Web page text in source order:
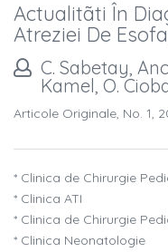
Actualitãti În
Atreziei De
C. Sabetay,
Kamel, O.
Articole Originale, No. 1,
* Clinica de Chirurgie
* Clinica ATI
* Clinica de Chirurgie
* Clinica Neonatologie